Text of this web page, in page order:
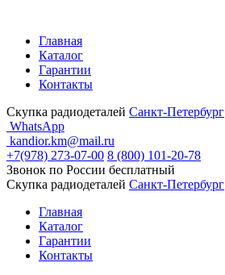
Главная
Каталог
Гарантии
Контакты
Скупка радиодеталей Санкт-Петербург
WhatsApp
kandior.km@mail.ru
+7(978) 273-07-00 8 (800) 101-20-78
Звонок по России бесплатный
Скупка радиодеталей Санкт-Петербург
Главная
Каталог
Гарантии
Контакты